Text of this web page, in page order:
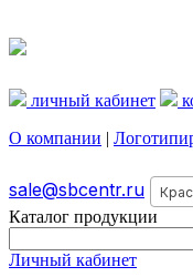
личный кабинет
О компании |
sale@sbcentr.ru
Каталог продукции
Личный кабинет